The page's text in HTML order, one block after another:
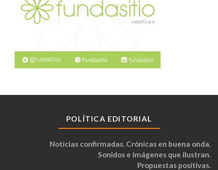
POLÍTICA EDITORIAL
Noticias confirmadas. Crónicas en buena onda.
Sonidos e imágenes que ilustran.
Propuestas positivas.